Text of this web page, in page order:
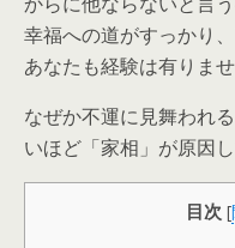
幸福への道がすっかり
あなたも経験は有りま
なぜか不運に見舞われ
いほど「家相」が原因し
目次 [